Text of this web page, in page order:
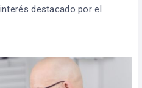
destacado por el